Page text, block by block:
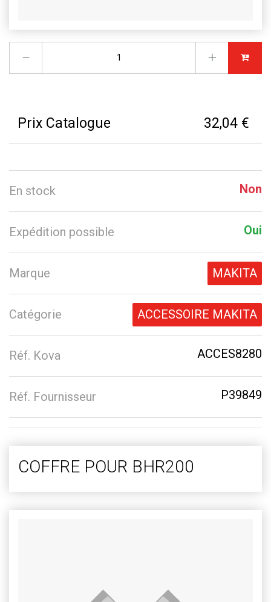
Prix Catalogue 32,04 €
En stock Non
Expédition possible Oui
Marque MAKITA
Catégorie ACCESSOIRE MAKITA
Réf. Kova ACCES8280
Réf. Fournisseur P39849
COFFRE POUR BHR200